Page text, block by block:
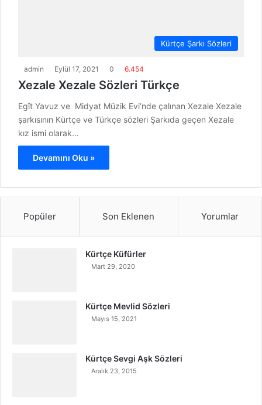
Kürtçe Şarkı Sözleri
admin Eylül 17, 2021 0 6.454
Xezale Xezale Sözleri Türkçe
Egît Yavuz ve Midyat Müzik Evi‘nde çalınan Xezale Xezale
şarkısının Kürtçe ve Türkçe sözleri Şarkıda geçen Xezale
kız ismi olarak…
Devamını Oku »
Popüler Son Eklenen Yorumlar
Kürtçe Küfürler
Mart 29, 2020
Kürtçe Mevlid Sözleri
Mayıs 15, 2021
Kürtçe Sevgi Aşk Sözleri
Aralık 23, 2015